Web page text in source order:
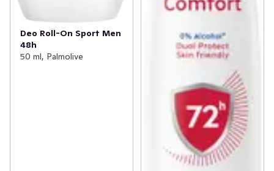
Deo Roll-On Sport Men
48h
50 ml, Palmolive